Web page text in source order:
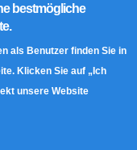
bestmögliche
als Benutzer finden Sie in
Klicken Sie auf „Ich
unsere Website